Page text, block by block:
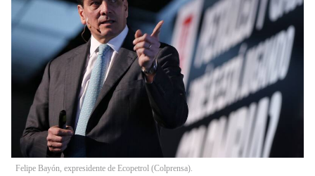
Felipe Bayón, expresidente de Ecopetrol (Colprensa).